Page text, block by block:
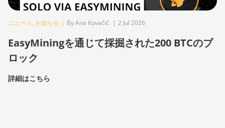
ニュース, お知らせ | By Ana Kovačič | 2 Jul 2026
EasyMiningを通じて採掘された200 BTCのブ
ロック
詳細はこちら